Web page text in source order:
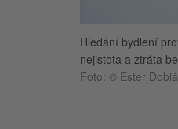
Hledání bydlení
nejistota a ztráta
Foto: © Ester